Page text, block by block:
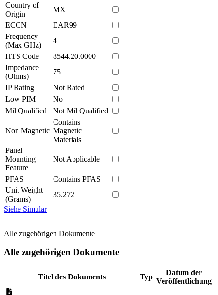
Country of
Origin
MX
ECCN
EAR99
Frequency
(Max GHz)
4
HTS Code
8544.20.0000
Impedance
(Ohms)
75
IP Rating
Not Rated
Low PIM
No
Mil Qualified
Not Mil Qualified
Non Magnetic
Contains
Magnetic
Materials
Panel
Mounting
Feature
Not Applicable
PFAS
Contains PFAS
Unit Weight
(Grams)
35.272
Siehe Simular
Alle zugehörigen Dokumente
Alle zugehörigen Dokumente
Titel des Dokuments Typ
Datum der
Veröffentlichung